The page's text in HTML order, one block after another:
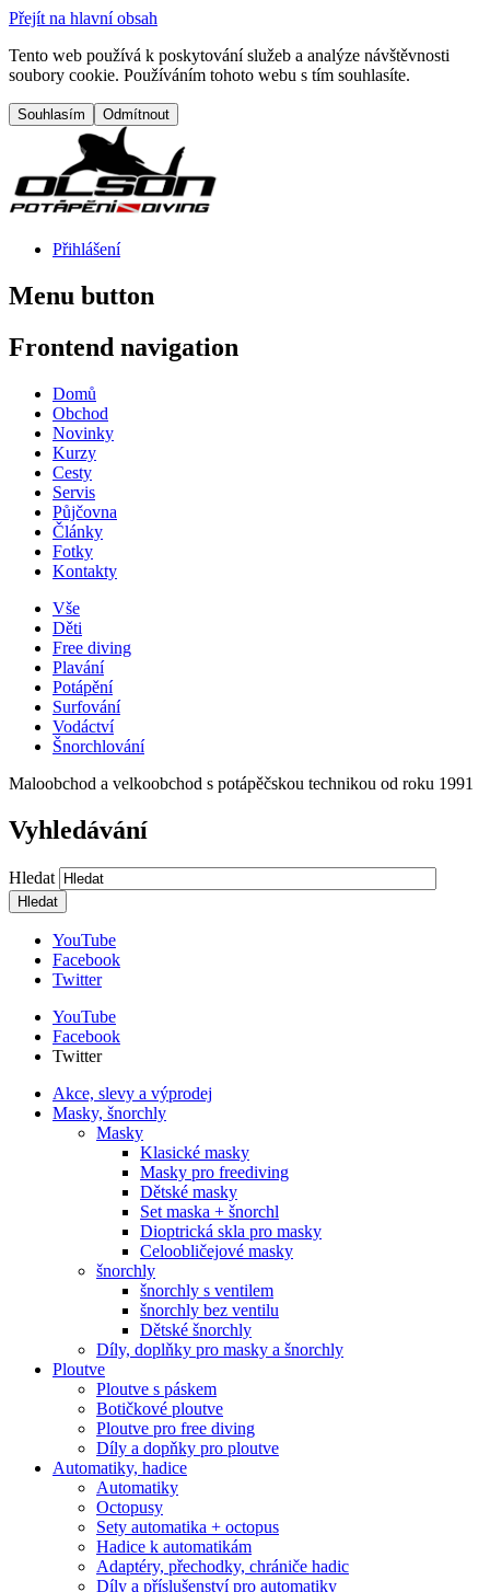
Přejít na hlavní obsah
Tento web používá k poskytování služeb a analýze návštěvnosti
soubory cookie. Používáním tohoto webu s tím souhlasíte.
Přihlášení
Menu button
Frontend navigation
Domů
Obchod
Novinky
Kurzy
Cesty
Servis
Půjčovna
Články
Fotky
Kontakty
Vše
Děti
Free diving
Plavání
Potápění
Surfování
Vodáctví
Šnorchlování
Maloobchod a velkoobchod s potápěčskou technikou od roku 1991
Vyhledávání
Hledat
YouTube
Facebook
Twitter
YouTube
Facebook
Twitter
Akce, slevy a výprodej
Masky, šnorchly
Masky
Klasické masky
Masky pro freediving
Dětské masky
Set maska + šnorchl
Dioptrická skla pro masky
Celoobličejové masky
šnorchly
šnorchly s ventilem
šnorchly bez ventilu
Dětské šnorchly
Díly, doplňky pro masky a šnorchly
Ploutve
Ploutve s páskem
Botičkové ploutve
Ploutve pro free diving
Díly a dopňky pro ploutve
Automatiky, hadice
Automatiky
Octopusy
Sety automatika + octopus
Hadice k automatikám
Adaptéry, přechodky, chrániče hadic
Díly a příslušenství pro automatiky